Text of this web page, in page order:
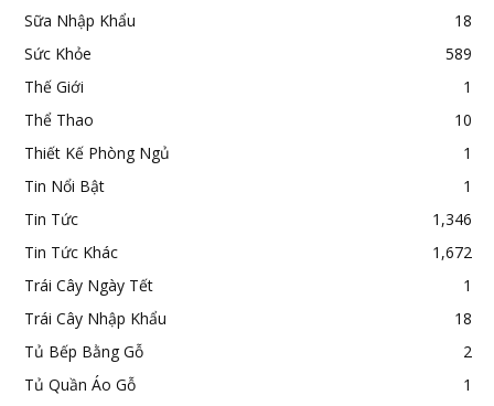
Sữa Nhập Khẩu
18
Sức Khỏe
589
Thế Giới
1
Thể Thao
10
Thiết Kế Phòng Ngủ
1
Tin Nổi Bật
1
Tin Tức
1,346
Tin Tức Khác
1,672
Trái Cây Ngày Tết
1
Trái Cây Nhập Khẩu
18
Tủ Bếp Bằng Gỗ
2
Tủ Quần Áo Gỗ
1